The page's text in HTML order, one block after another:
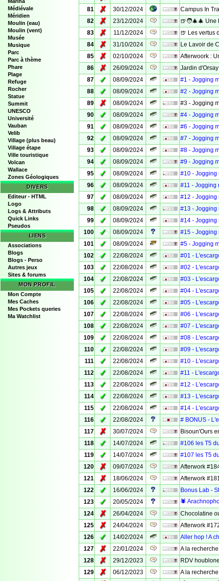
Médiévale
Méridien
Moulin (eau)
Moulin (vent)
Musée
Musique
Parc
Parc à thème
Phare
Plage
Refuge
Rocher
Statue
Summit
UNESCO
Université
Vauban
Velib
Village (plus beau)
Village étape
Ville touristique
Volcan
Wallace
Zones Géologiques
DIVERS
Editeur - HTML
Logo
Logs & Attributs
Quick Links
Pseudos
LIENS
Associations
Blogs
Blogs - Perso
Autres jeux
Sites & forums
MON PROFIL
Mon Compte
Mes Caches
Mes Pockets queries
Ma Watchlist
81
✗ 30/12/2024
Campus In
82
✗ 23/12/2024
🍺🧑‍🎄🎄 Une
83
✗ 11/12/2024
🍺 Les vertus
84
✗ 31/10/2024
Le Lavoir de
85
✗ 02/10/2024
Afterwoork :
86
✗ 26/09/2024
Jardin d'Orsay
87
✓ 08/09/2024
#1 - Jogging
88
✓ 08/09/2024
#2 - Jogging
89
✗ 08/09/2024
#3 - Jogging
90
✓ 08/09/2024
#4 - Jogging
91
✓ 08/09/2024
#6 - Jogging
92
✓ 08/09/2024
#7 - Jogging
93
✓ 08/09/2024
#8 - Jogging
94
✓ 08/09/2024
#9 - Jogging
95
✓ 08/09/2024
#10 - Jogging
96
✓ 08/09/2024
#11 - Jogging
97
✓ 08/09/2024
#12 - Jogging
98
✓ 08/09/2024
#13 - Jogging
99
✓ 08/09/2024
#14 - Jogging
100
✓ 08/09/2024
#15 - Jogging
101
✓ 08/09/2024
#5 - Jogging
102
✓ 22/08/2024
#01 -
103
✓ 22/08/2024
#02 -
104
✓ 22/08/2024
#03 -
105
✓ 22/08/2024
#04 -
106
✓ 22/08/2024
#05 -
107
✓ 22/08/2024
#06 -
108
✓ 22/08/2024
#07 -
109
✓ 22/08/2024
#08 -
110
✓ 22/08/2024
#09 -
111
✓ 22/08/2024
#10 -
112
✓ 22/08/2024
#11 -
113
✓ 22/08/2024
#12 -
114
✓ 22/08/2024
#13 -
115
✓ 22/08/2024
#14 -
116
✓ 22/08/2024
# BONUS -
117
✗ 30/07/2024
Bisoun'Ours
118
✓ 14/07/2024
#106 les T5
119
✓ 14/07/2024
#107 les T5
120
✗ 09/07/2024
Afterwork
121
✗ 18/06/2024
Afterwork
122
✓ 16/06/2024
Bonus Lab -
123
✓ 20/05/2024
🕷️
124
✗ 26/04/2024
Chocolatine
125
✗ 24/04/2024
Afterwork
126
✓ 14/02/2024
Aller hop ! A
127
✗ 22/01/2024
A la
128
✗ 29/12/2023
RDV
129
✗ 06/12/2023
A la